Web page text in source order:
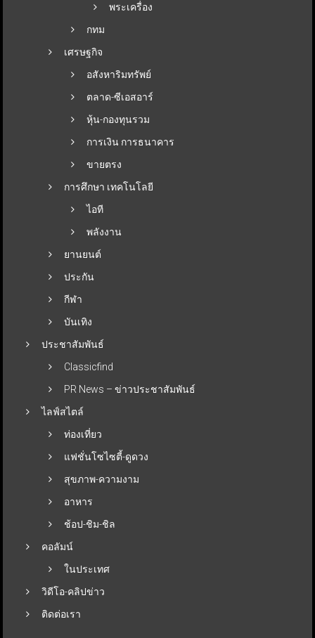
พระเครื่อง
กทม
เศรษฐกิจ
อสังหาริมทรัพย์
ตลาด-ซีเอสอาร์
หุ้น-กองทุนรวม
การเงิน การธนาคาร
ขายตรง
การศึกษา เทคโนโลยี
ไอที
พลังงาน
ยานยนต์
ประกัน
กีฬา
บันเทิง
ประชาสัมพันธ์
Classicfind
PR News – ข่าวประชาสัมพันธ์
ไลฟ์สไตล์
ท่องเที่ยว
แฟชั่นโซไซตี้-ดูดวง
สุขภาพ-ความงาม
อาหาร
ช้อป-ชิม-ชิล
คอลัมน์
ในประเทศ
วิดีโอ-คลิปข่าว
ติดต่อเรา